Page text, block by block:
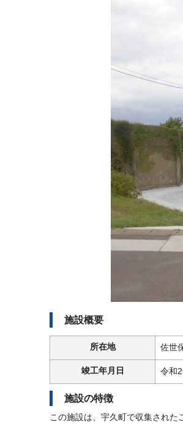
施設概要
所在地 佐世
竣工年月日 令和
施設の特徴
この施設は、宇久町で収集され